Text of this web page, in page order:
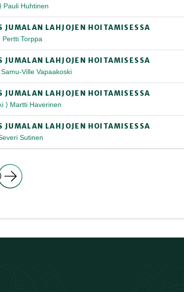
Pauli Huhtinen
JUMALAN LAHJOJEN HOITAMISESSA
Pertti Torppa
JUMALAN LAHJOJEN HOITAMISESSA
Ville Vapaakoski
JUMALAN LAHJOJEN HOITAMISESSA
⟩ Martti Haverinen
JUMALAN LAHJOJEN HOITAMISESSA
Sutinen